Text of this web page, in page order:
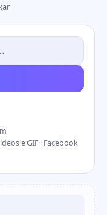
e GIF · Facebook